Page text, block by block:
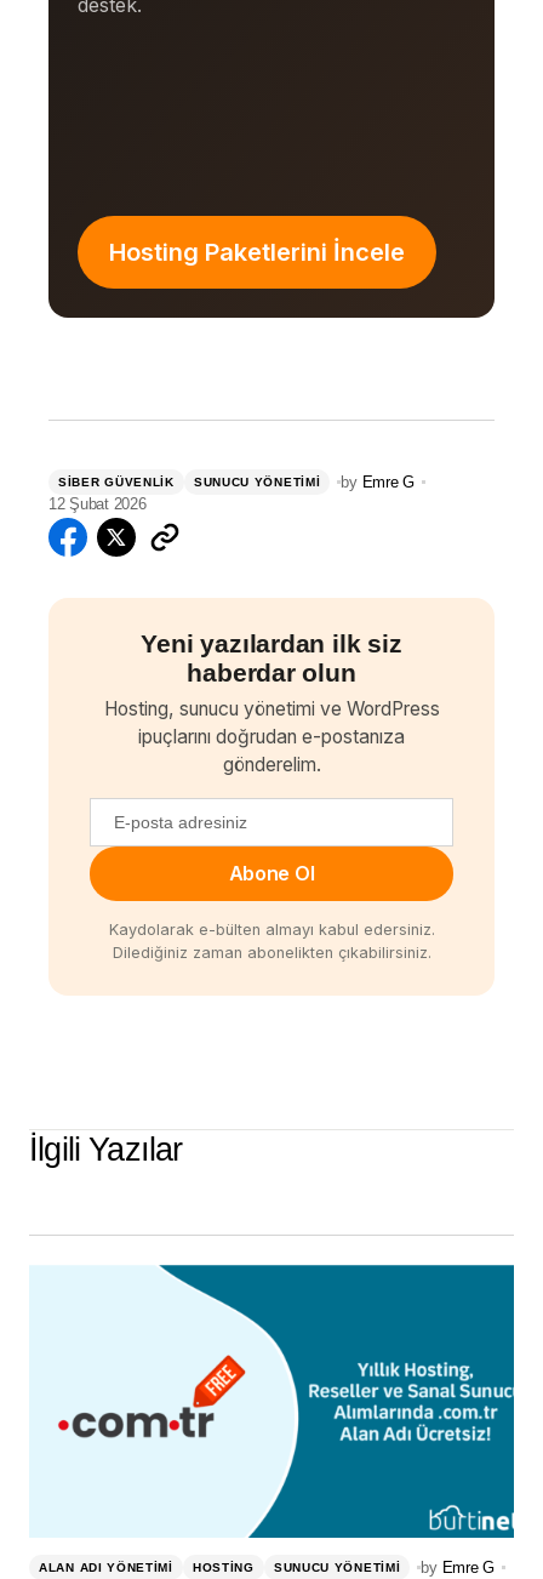
destek.
Hosting Paketlerini İncele
SIBER GÜVENLIK SUNUCU YÖNETIMI by Emre G
12 Şubat 2026
Yeni yazılardan ilk siz
haberdar olun
Hosting, sunucu yönetimi ve WordPress
ipuçlarını doğrudan e-postanıza
gönderelim.
Abone Ol
Kaydolarak e-bülten almayı kabul edersiniz.
Dilediğiniz zaman abonelikten çıkabilirsiniz.
İlgili Yazılar
ALAN ADI YÖNETIMI HOSTING SUNUCU YÖNETIMI by Emre G